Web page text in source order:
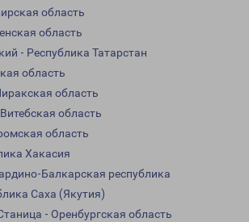
область
область
- Республика Татарстан
область
область
область
область
Хакасия
Балкарская республика
Саха (Якутия)
- Оренбургская область